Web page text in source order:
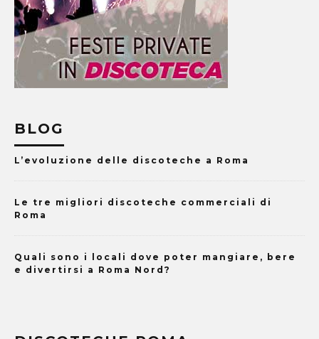
BLOG
L’evoluzione delle discoteche a Roma
Le tre migliori discoteche commerciali di
Roma
Quali sono i locali dove poter mangiare, bere
e divertirsi a Roma Nord?